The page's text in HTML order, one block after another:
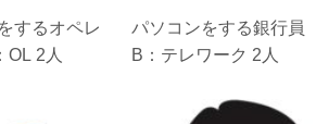
するオペレ
OL 2人
パソコンをする銀行員
B：テレワーク 2人